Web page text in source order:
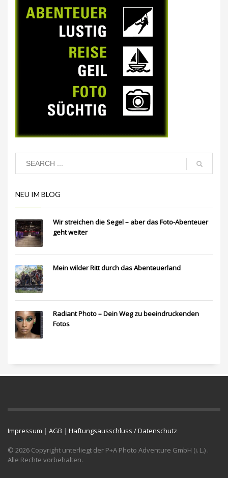
NEU IM BLOG
Wir streichen die Segel – aber das Foto-Abenteuer
geht weiter
Mein wilder Ritt durch das Abenteuerland
Radiant Photo – Dein Weg zu beeindruckenden
Fotos
Impressum | AGB | Haftungsausschluss / Datenschutz
© 2026 Copyright unterliegt der P+A Photo Adventure GmbH (i. L.) .
Alle Rechte vorbehalten.